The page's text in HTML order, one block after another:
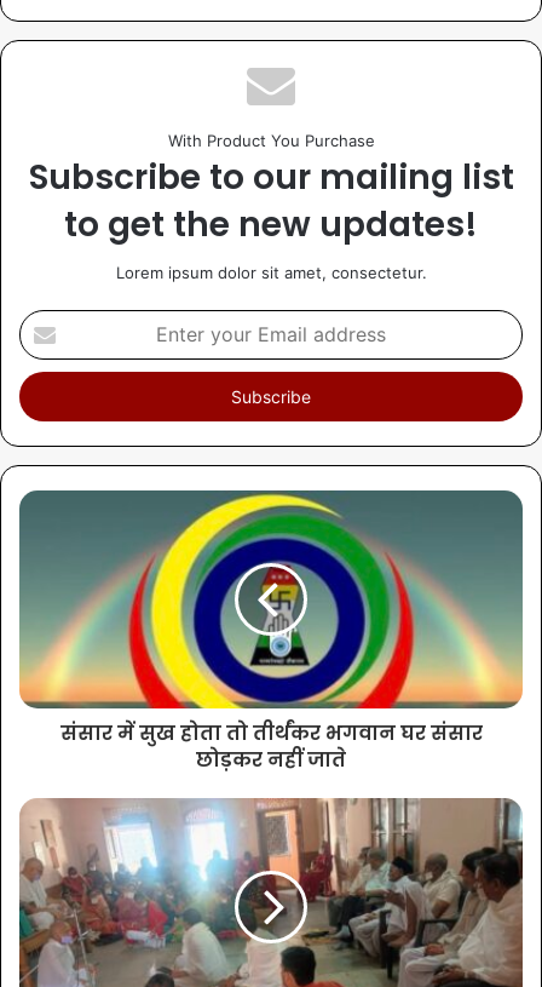
With Product You Purchase
Subscribe to our mailing list
to get the new updates!
Lorem ipsum dolor sit amet, consectetur.
संसार में सुख होता तो तीर्थंकर भगवान घर संसार
छोड़कर नहीं जाते